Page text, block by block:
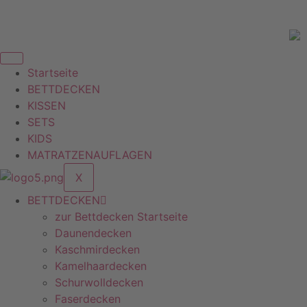
Startseite
BETTDECKEN
KISSEN
SETS
KIDS
MATRATZENAUFLAGEN
X
BETTDECKEN
zur Bettdecken Startseite
Daunendecken
Kaschmirdecken
Kamelhaardecken
Schurwolldecken
Faserdecken